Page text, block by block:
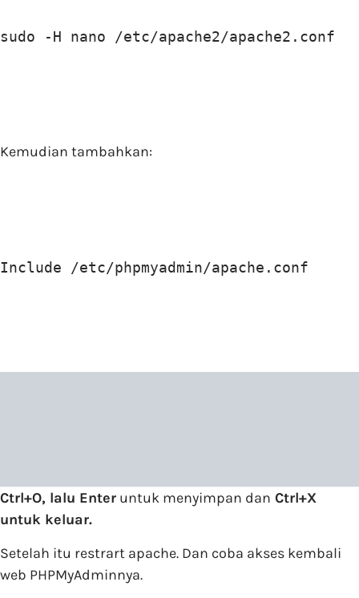
sudo -H nano /etc/apache2/apache2.conf
Kemudian tambahkan:
Include /etc/phpmyadmin/apache.conf
Ctrl+O, lalu Enter untuk menyimpan dan Ctrl+X
untuk keluar.
Setelah itu restrart apache. Dan coba akses kembali
web PHPMyAdminnya.